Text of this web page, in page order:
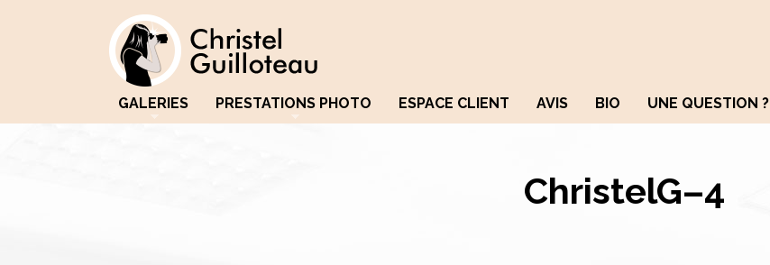
GALERIES PRESTATIONS PHOTO ESPACE CLIENT AVIS BIO UNE QUESTION ?
ChristelG–4